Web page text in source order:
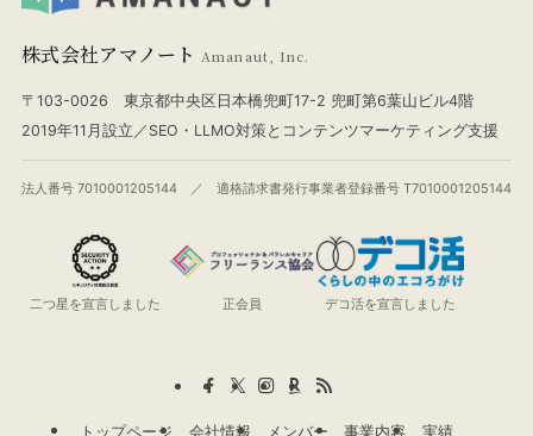
株式会社アマノートAmanaut, Inc.
〒103-0026 東京都中央区日本橋兜町17-2 兜町第6葉山ビル4階
2019年11月設立／SEO・LLMO対策とコンテンツマーケティング支援
法人番号 7010001205144 ／ 適格請求書発行事業者登録番号 T7010001205144
二つ星を宣言しました 正会員 デコ活を宣言しました
トップページ 会社情報 メンバー 事業内容 実績